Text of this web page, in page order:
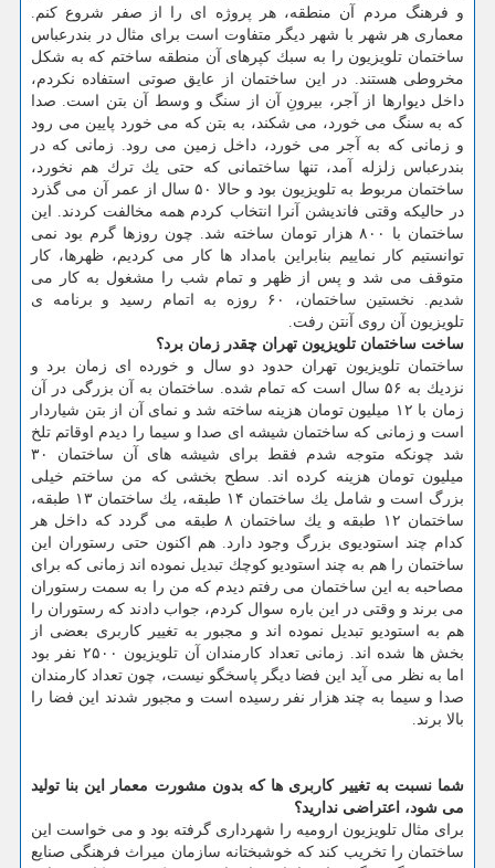
و فرهنگ مردم آن منطقه، هر پروژه ای را از صفر شروع كنم.
معماری هر شهر با شهر دیگر متفاوت است برای مثال در بندرعباس
ساختمان تلویزیون را به سبك كپرهای آن منطقه ساختم كه به شكل
مخروطی هستند. در این ساختمان از عایق صوتی استفاده نكردم،
داخل دیوارها از آجر، بیرونِ آن از سنگ و وسط آن بتن است. صدا
كه به سنگ می خورد، می شكند، به بتن كه می خورد پایین می رود
و زمانی كه به آجر می خورد، داخل زمین می رود. زمانی كه در
بندرعباس زلزله آمد، تنها ساختمانی كه حتی یك ترك هم نخورد،
ساختمان مربوط به تلویزیون بود و حالا ۵۰ سال از عمر آن می گذرد
در حالیكه وقتی فاندیشن آنرا انتخاب كردم همه مخالفت كردند. این
ساختمان با ۸۰۰ هزار تومان ساخته شد. چون روزها گرم بود نمی
توانستیم كار نماییم بنابراین بامداد ها كار می كردیم، ظهرها، كار
متوقف می شد و پس از ظهر و تمام شب را مشغول به كار می
شدیم. نخستین ساختمان، ۶۰ روزه به اتمام رسید و برنامه ی
تلویزیون آن روی آنتن رفت.
ساخت ساختمان تلویزیون تهران چقدر زمان برد؟
ساختمان تلویزیون تهران حدود دو سال و خورده ای زمان برد و
نزدیك به ۵۶ سال است كه تمام شده. ساختمان به آن بزرگی در آن
زمان با ۱۲ میلیون تومان هزینه ساخته شد و نمای آن از بتن شیاردار
است و زمانی كه ساختمان شیشه ای صدا و سیما را دیدم اوقاتم تلخ
شد چونكه متوجه شدم فقط برای شیشه های آن ساختمان ۳۰
میلیون تومان هزینه كرده اند. سطح بخشی كه من ساختم خیلی
بزرگ است و شامل یك ساختمان ۱۴ طبقه، یك ساختمان ۱۳ طبقه،
ساختمان ۱۲ طبقه و یك ساختمان ۸ طبقه می گردد كه داخل هر
كدام چند استودیوی بزرگ وجود دارد. هم اكنون حتی رستوران این
ساختمان را هم به چند استودیو كوچك تبدیل نموده اند زمانی كه برای
مصاحبه به این ساختمان می رفتم دیدم كه من را به سمت رستوران
می برند و وقتی در این باره سوال كردم، جواب دادند كه رستوران را
هم به استودیو تبدیل نموده اند و مجبور به تغییر كاربری بعضی از
بخش ها شده اند. زمانی تعداد كارمندان آن تلویزیون ۲۵۰۰ نفر بود
اما به نظر می آید این فضا دیگر پاسخگو نیست، چون تعداد كارمندان
صدا و سیما به چند هزار نفر رسیده است و مجبور شدند این فضا را
بالا برند.
شما نسبت به تغییر كاربری ها كه بدون مشورت معمار این بنا تولید
می شود، اعتراضی ندارید؟
برای مثال تلویزیون ارومیه را شهرداری گرفته بود و می خواست این
ساختمان را تخریب كند كه خوشبختانه سازمان میراث فرهنگی صنایع